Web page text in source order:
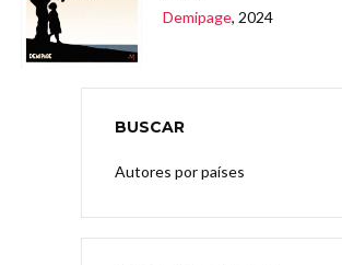
Demipage, 2024
BUSCAR
Autores por países